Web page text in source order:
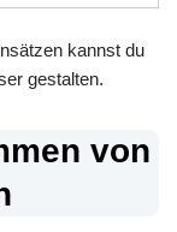
kannst du
gestalten.
von